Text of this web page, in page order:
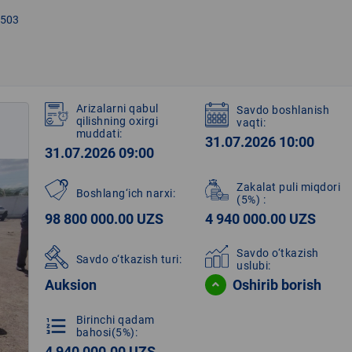
Arizalarni qabul
qilishning oxirgi
muddati:
31.07.2026 09:00
Savdo boshlanish
vaqti:
31.07.2026 10:00
Boshlang‘ich narxi:
98 800 000.00 UZS
Zakalat puli miqdori
(5%) :
4 940 000.00 UZS
Savdo o‘tkazish turi:
Auksion
Savdo o‘tkazish
uslubi:
Oshirib borish
format_list_numbered
Birinchi qadam
bahosi(5%):